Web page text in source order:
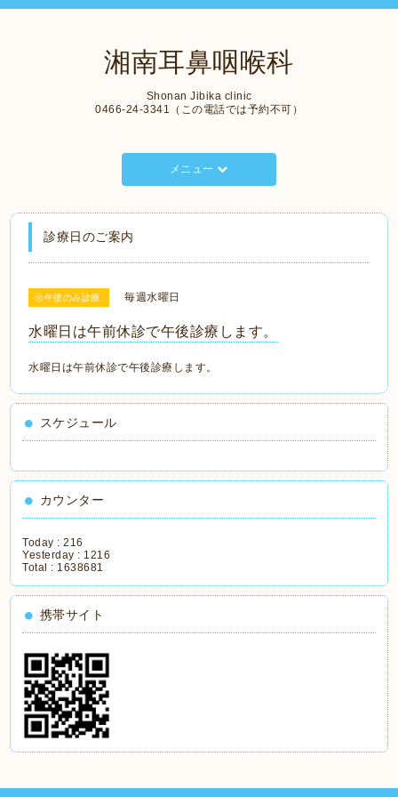
湘南耳鼻咽喉科
Shonan Jibika clinic
0466-24-3341（この電話では予約不可）
メニュー
診療日のご案内
㊌午後のみ診療 毎週水曜日
水曜日は午前休診で午後診療します。
水曜日は午前休診で午後診療します。
スケジュール
カウンター
Today :216
Yesterday : 1216
Total : 1638681
携帯サイト